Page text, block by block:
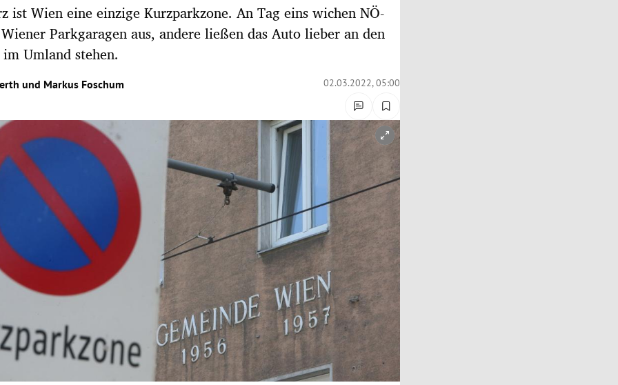
ist Wien eine einzige Kurzparkzone. An Tag eins wichen NÖ-
Parkgaragen aus, andere ließen das Auto lieber an den
Umland stehen.
und Markus Foschum 02.03.2022, 05:00
öffnen/schließen